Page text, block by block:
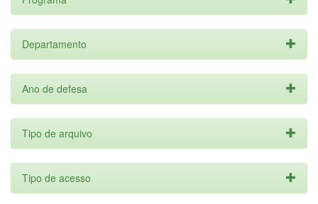
Departamento
Ano de defesa
Tipo de arquivo
Tipo de acesso